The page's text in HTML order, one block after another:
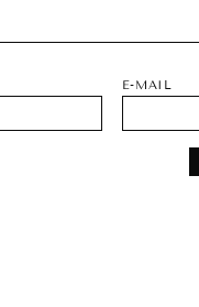
E-MAIL